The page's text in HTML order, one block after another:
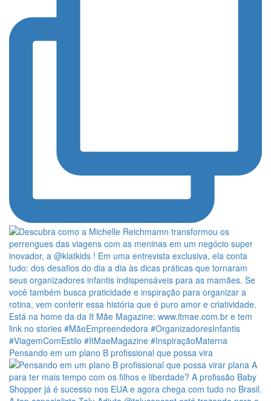
Pensando em um plano B profissional que possa vira